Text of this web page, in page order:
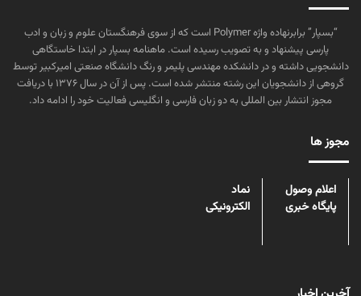
“بسپار” برابرنهاده واژه Polymer است که از سوی فرهنگستان علوم و زبان و ادب
پارسی پیشنهاد و به تصویب رسیده است. ماهنامه بسپار در ابتدا خاستگاهی
دانشجویی داشته و در دانشکده مهندسی پلیمر و رنگ دانشگاه صنعتی امیرکبیر توسط
گروهی از دانشجویان این رشته منتشر شده است. پس از آن در سال ۱۳۷۶ با دریافت
مجوز انتشار بین المللی به دو زبان فارسی و انگلیسی فعالیت خود را ادامه داد.
مجوز ها
اعلام وصول
پایگاه خبری
نماد
الکترونیکی